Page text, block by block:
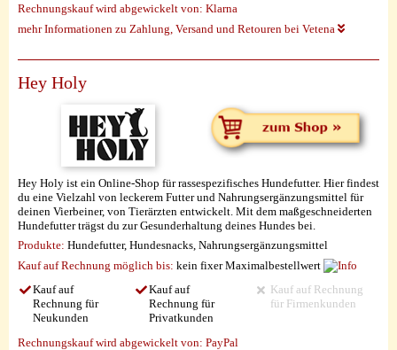
Rechnungskauf wird abgewickelt von: Klarna
mehr Informationen zu Zahlung, Versand und Retouren bei Vetena
Hey Holy
Hey Holy ist ein Online-Shop für rassespezifisches Hundefutter. Hier findest
du eine Vielzahl von leckerem Futter und Nahrungsergänzungsmittel für
deinen Vierbeiner, von Tierärzten entwickelt. Mit dem maßgeschneiderten
Hundefutter trägst du zur Gesunderhaltung deines Hundes bei.
Produkte: Hundefutter, Hundesnacks, Nahrungsergänzungsmittel
Kauf auf Rechnung möglich bis: kein fixer Maximalbestellwert
Kauf auf
Rechnung für
Neukunden
Kauf auf
Rechnung für
Privatkunden
Kauf auf Rechnung
für Firmenkunden
Rechnungskauf wird abgewickelt von: PayPal